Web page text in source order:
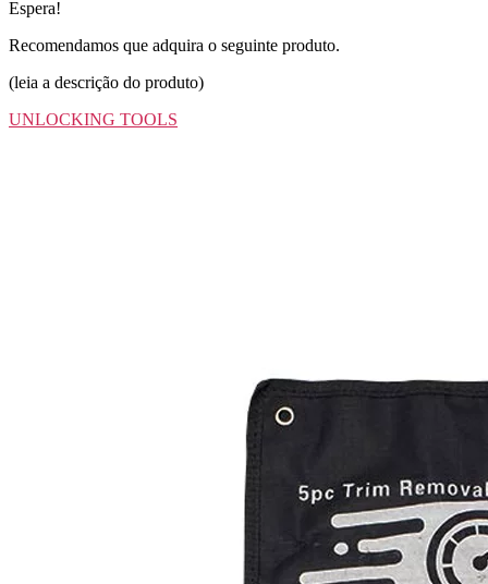
Espera!
Recomendamos que adquira o seguinte produto.
(leia a descrição do produto)
UNLOCKING TOOLS